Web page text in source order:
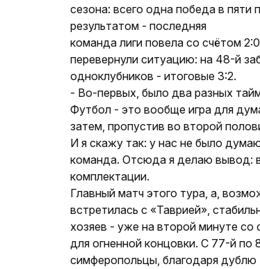
сезона: всего одна победа в
результатом - последняя
команда лиги повела со счётом
перевернули ситуацию: на 48-й
одноклубников - итоговые 3:2.
- Во-первых, было два разных
Футбол - это вообще игра для
затем, пропустив во второй
И я скажу так: у нас не было
команда. Отсюда я делаю вывод:
комплектации.
Главный матч этого тура, а,
встретилась с «Таврией»,
хозяев - уже на второй минуте
для огненной концовки. С 77-й по
симферопольцы, благодаря